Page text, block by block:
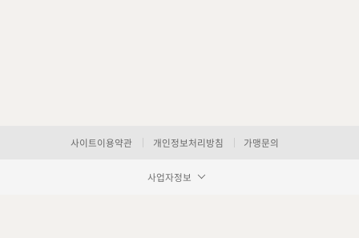
사이트이용약관 개인정보처리방침 가맹문의
사업자정보